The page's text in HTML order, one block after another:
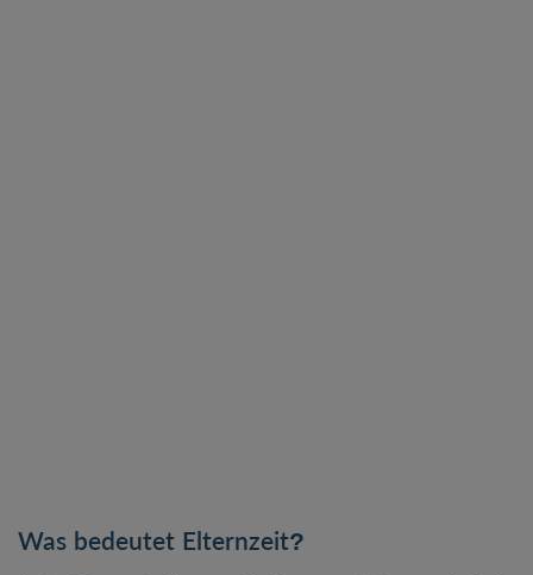
Gehört der Mutterschutz zur Elternzeit?
Was bedeutet Elternzeit?